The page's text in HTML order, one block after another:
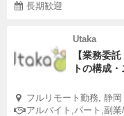
長期歓迎
Utaka
【業務委
トの構成
フルリモート勤務, 静岡
アルバイト,パート,副